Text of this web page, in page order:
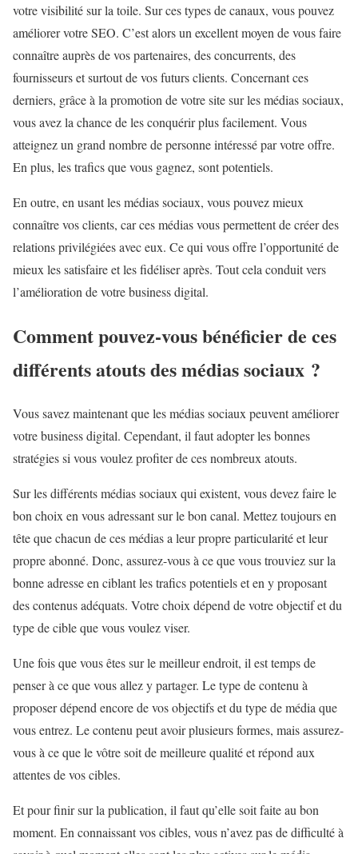
votre visibilité sur la toile. Sur ces types de canaux, vous pouvez
améliorer votre SEO. C’est alors un excellent moyen de vous faire
connaître auprès de vos partenaires, des concurrents, des
fournisseurs et surtout de vos futurs clients. Concernant ces
derniers, grâce à la promotion de votre site sur les médias sociaux,
vous avez la chance de les conquérir plus facilement. Vous
atteignez un grand nombre de personne intéressé par votre offre.
En plus, les trafics que vous gagnez, sont potentiels.
En outre, en usant les médias sociaux, vous pouvez mieux
connaître vos clients, car ces médias vous permettent de créer des
relations privilégiées avec eux. Ce qui vous offre l’opportunité de
mieux les satisfaire et les fidéliser après. Tout cela conduit vers
l’amélioration de votre business digital.
Comment pouvez-vous bénéficier de ces
différents atouts des médias sociaux ?
Vous savez maintenant que les médias sociaux peuvent améliorer
votre business digital. Cependant, il faut adopter les bonnes
stratégies si vous voulez profiter de ces nombreux atouts.
Sur les différents médias sociaux qui existent, vous devez faire le
bon choix en vous adressant sur le bon canal. Mettez toujours en
tête que chacun de ces médias a leur propre particularité et leur
propre abonné. Donc, assurez-vous à ce que vous trouviez sur la
bonne adresse en ciblant les trafics potentiels et en y proposant
des contenus adéquats. Votre choix dépend de votre objectif et du
type de cible que vous voulez viser.
Une fois que vous êtes sur le meilleur endroit, il est temps de
penser à ce que vous allez y partager. Le type de contenu à
proposer dépend encore de vos objectifs et du type de média que
vous entrez. Le contenu peut avoir plusieurs formes, mais assurez-
vous à ce que le vôtre soit de meilleure qualité et répond aux
attentes de vos cibles.
Et pour finir sur la publication, il faut qu’elle soit faite au bon
moment. En connaissant vos cibles, vous n’avez pas de difficulté à